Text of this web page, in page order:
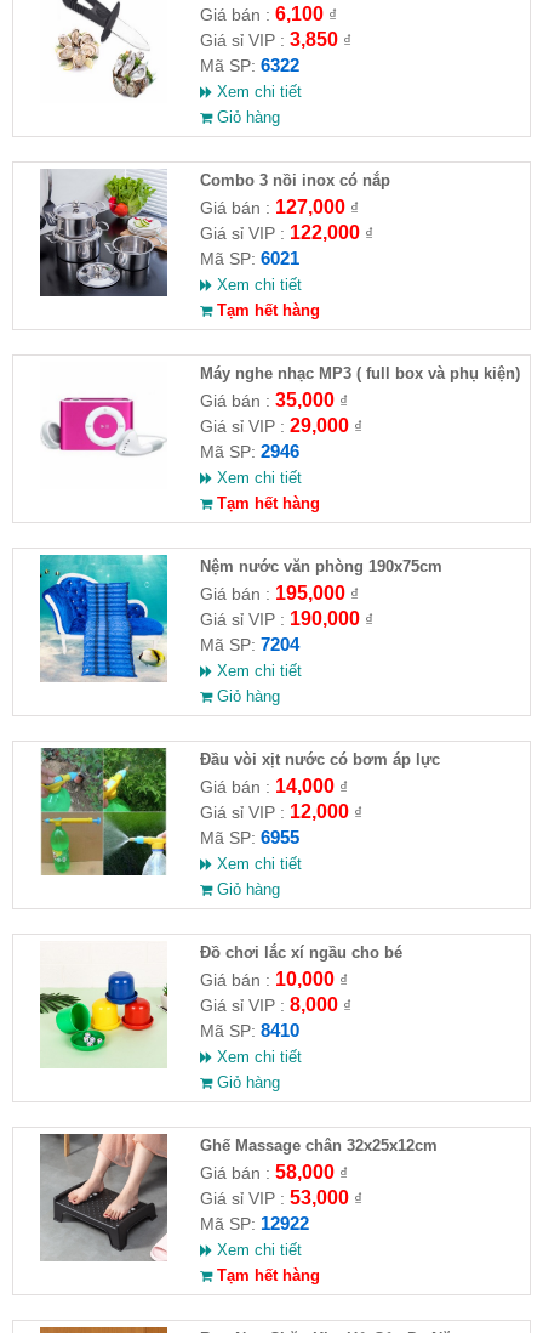
Giá bán : 6,100₫
Giá sỉ VIP : 3,850₫
Mã SP: 6322
Xem chi tiết
Giỏ hàng
Combo 3 nồi inox có nắp
Giá bán : 127,000₫
Giá sỉ VIP : 122,000₫
Mã SP: 6021
Xem chi tiết
Tạm hết hàng
Máy nghe nhạc MP3 ( full box và phụ kiện)
Giá bán : 35,000₫
Giá sỉ VIP : 29,000₫
Mã SP: 2946
Xem chi tiết
Tạm hết hàng
Nệm nước văn phòng 190x75cm
Giá bán : 195,000₫
Giá sỉ VIP : 190,000₫
Mã SP: 7204
Xem chi tiết
Giỏ hàng
Đầu vòi xịt nước có bơm áp lực
Giá bán : 14,000₫
Giá sỉ VIP : 12,000₫
Mã SP: 6955
Xem chi tiết
Giỏ hàng
Đồ chơi lắc xí ngầu cho bé
Giá bán : 10,000₫
Giá sỉ VIP : 8,000₫
Mã SP: 8410
Xem chi tiết
Giỏ hàng
Ghế Massage chân 32x25x12cm
Giá bán : 58,000₫
Giá sỉ VIP : 53,000₫
Mã SP: 12922
Xem chi tiết
Tạm hết hàng